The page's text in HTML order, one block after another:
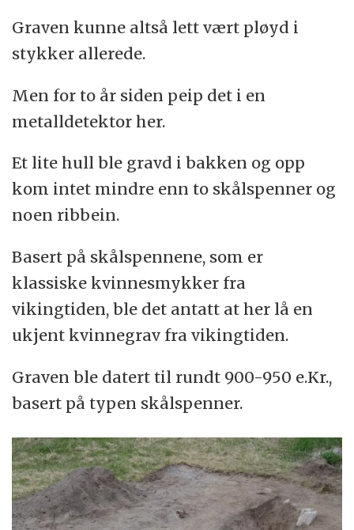
Graven kunne altså lett vært pløyd i
stykker allerede.
Men for to år siden peip det i en
metalldetektor her.
Et lite hull ble gravd i bakken og opp
kom intet mindre enn to skålspenner og
noen ribbein.
Basert på skålspennene, som er
klassiske kvinnesmykker fra
vikingtiden, ble det antatt at her lå en
ukjent kvinnegrav fra vikingtiden.
Graven ble datert til rundt 900-950 e.Kr.,
basert på typen skålspenner.